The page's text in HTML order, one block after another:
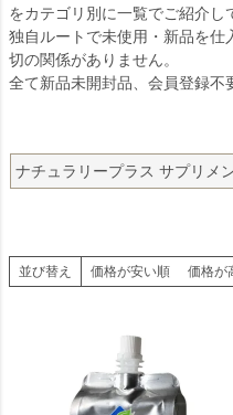
をカテゴリ別に一覧でご紹介し
独自ルートで未使用・新品を
切の関係がありません。
全て新品未開封品、会員登録不
ナチュラリープラス サプリメ
並び替え 価格が安い順 価格が